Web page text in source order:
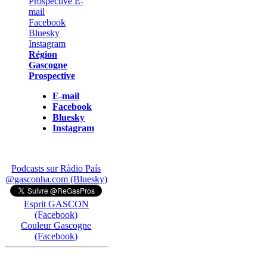
Région
Gascogne
Prospective
E-mail
Facebook
Bluesky
Instagram
Podcasts sur Ràdio País
@gasconha.com (Bluesky)
Esprit GASCON
(Facebook)
Couleur Gascogne
(Facebook)